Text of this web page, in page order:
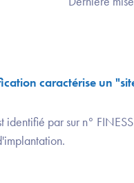
caractérise un
identifié par sur n°